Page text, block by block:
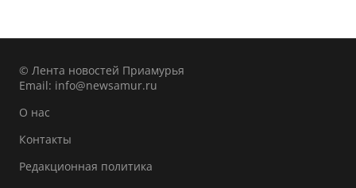
© Лента новостей Приамурья
Email: info@newsamur.ru
О нас
Контакты
Редакционная политика